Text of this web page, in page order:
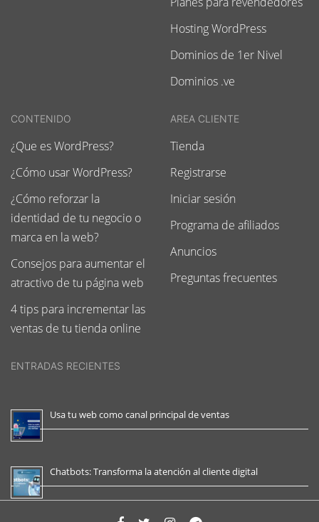
Hosting WordPress
Dominios de 1er Nivel
Dominios .ve
CONTENIDO
¿Que es WordPress?
¿Cómo usar WordPress?
¿Cómo reforzar la
identidad de tu negocio o
marca en la web?
Consejos para aumentar el
atractivo de tu página web
4 tips para incrementar las
ventas de tu tienda online
AREA CLIENTE
Tienda
Registrarse
Iniciar sesión
Programa de afiliados
Anuncios
Preguntas frecuentes
ENTRADAS RECIENTES
Usa tu web como canal principal de ventas
Chatbots: Transforma la atención al cliente digital